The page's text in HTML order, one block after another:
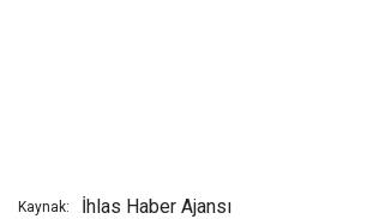
Kaynak: İhlas Haber Ajansı